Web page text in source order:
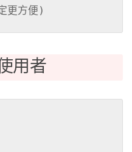
更方便)
用者